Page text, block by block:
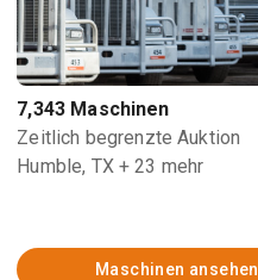
7,343 Maschinen
Zeitlich begrenzte Auktion
Humble, TX + 23 mehr
Maschinen ansehen